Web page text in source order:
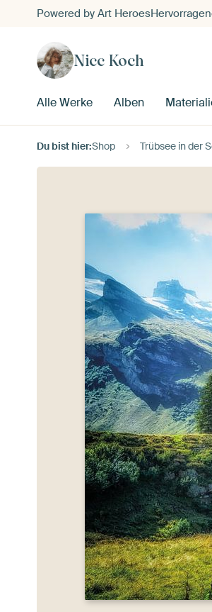
Powered by Art Heroes
Nicc Koch
Alle Werke Alben
Du bist hier:Shop Trübsee in der